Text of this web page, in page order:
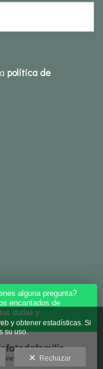
política de
y obtener estadísticas. Si
su uso.
Rechazar
alguna pregunta?
encantados de
dudas y